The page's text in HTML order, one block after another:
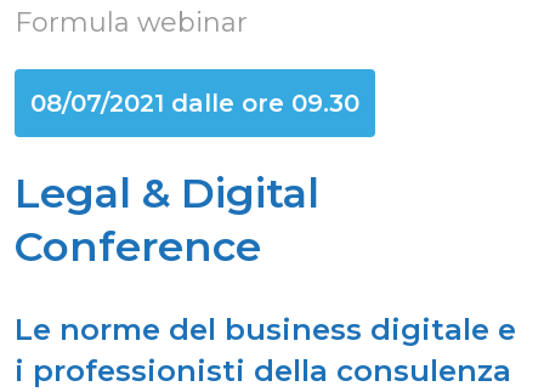
Formula webinar
08/07/2021 dalle ore 09.30
Legal & Digital
Conference
Le norme del business digitale e
i professionisti della consulenza